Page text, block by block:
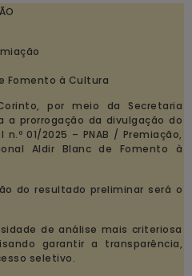
Fomento à Cultura
por meio da Secretaria
a prorrogação da divulgação do
01/2025 – PNAB / Premiação,
Aldir Blanc de Fomento à
do resultado preliminar será o
de análise mais criteriosa
garantir a transparência,
seletivo.